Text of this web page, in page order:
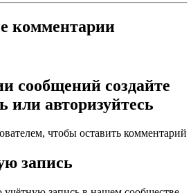
комментарии
сообщений создайте
или авторизуйтесь
чтобы оставить комментарий
запись